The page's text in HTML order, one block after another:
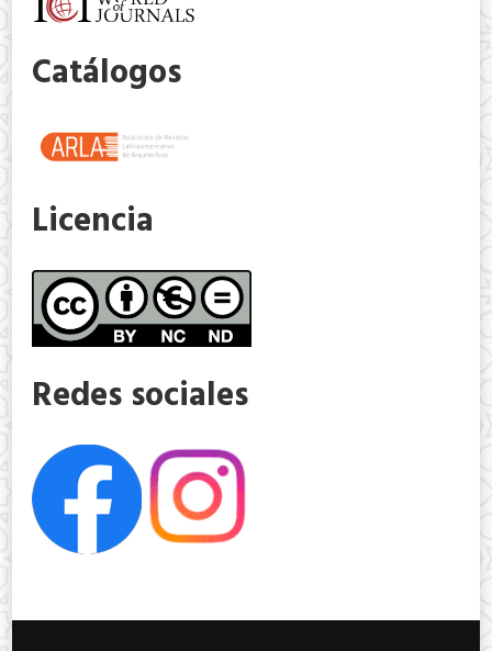
Catálogos
Licencia
Redes sociales